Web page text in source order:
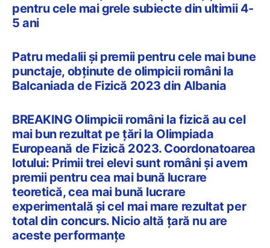
pentru cele mai grele subiecte din ultimii 4-
5 ani
Patru medalii și premii pentru cele mai bune
punctaje, obținute de olimpicii români la
Balcaniada de Fizică 2023 din Albania
BREAKING Olimpicii români la fizică au cel
mai bun rezultat pe țări la Olimpiada
Europeană de Fizică 2023. Coordonatoarea
lotului: Primii trei elevi sunt români și avem
premii pentru cea mai bună lucrare
teoretică, cea mai bună lucrare
experimentală și cel mai mare rezultat per
total din concurs. Nicio altă țară nu are
aceste performanțe